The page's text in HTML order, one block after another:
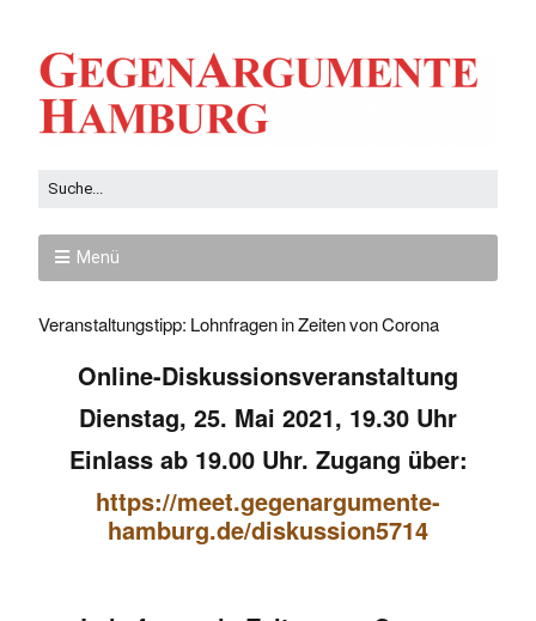
Menü
Veranstaltungstipp: Lohnfragen in Zeiten von Corona
Online-Diskussionsveranstaltung
Dienstag, 25. Mai 2021, 19.30 Uhr
Einlass ab 19.00 Uhr. Zugang über:
https://meet.gegenargumente-
hamburg.de/diskussion5714